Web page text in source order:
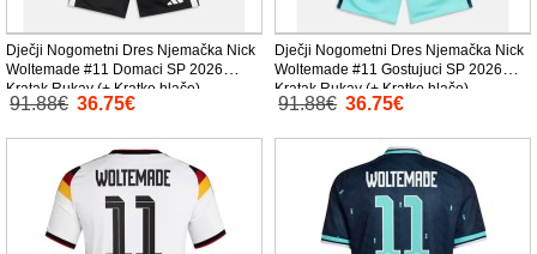
Dječji Nogometni Dres Njemačka Nick
Woltemade #11 Domaci SP 2026
Kratak Rukav (+ Kratke hlače)
91.88€ 36.75€
Dječji Nogometni Dres Njemačka Nick
Woltemade #11 Gostujuci SP 2026
Kratak Rukav (+ Kratke hlače)
91.88€ 36.75€